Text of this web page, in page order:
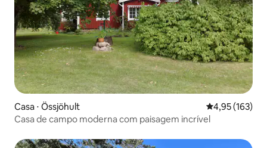
Casa ⋅ Össjöhult 4,95 de uma
4,95 (163)
Casa de campo moderna com paisagem incrível